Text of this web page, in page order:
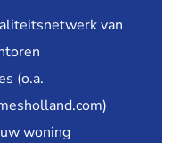
van
(o.a.
woning